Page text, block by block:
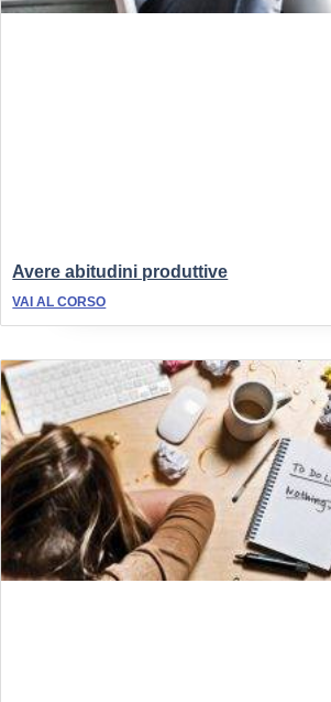
Avere abitudini produttive
VAI AL CORSO